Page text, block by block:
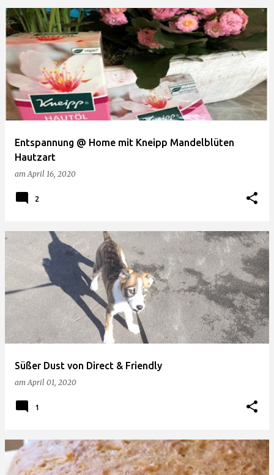
Entspannung @ Home mit Kneipp Mandelblüten
Hautzart
amApril 16, 2020
2
Süßer Dust von Direct & Friendly
amApril 01, 2020
1